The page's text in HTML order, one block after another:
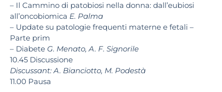
– Il Cammino di patobiosi nella donna: dall’eubiosi
all’oncobiomica E. Palma
– Update su patologie frequenti materne e fetali –
Parte prim
– Diabete G. Menato, A. F. Signorile
10.45 Discussione
Discussant:A. Bianciotto, M. Podestà
11.00 Pausa